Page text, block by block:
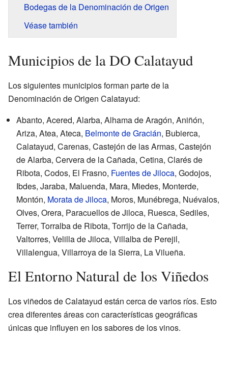
Bodegas de la Denominación de Origen
Véase también
Municipios de la DO Calatayud
Los siguientes municipios forman parte de la
Denominación de Origen Calatayud:
Abanto, Acered, Alarba, Alhama de Aragón, Aniñón,
Ariza, Atea, Ateca, Belmonte de Gracián, Bubierca,
Calatayud, Carenas, Castejón de las Armas, Castejón
de Alarba, Cervera de la Cañada, Cetina, Clarés de
Ribota, Codos, El Frasno, Fuentes de Jiloca, Godojos,
Ibdes, Jaraba, Maluenda, Mara, Miedes, Monterde,
Montón, Morata de Jiloca, Moros, Munébrega, Nuévalos,
Olves, Orera, Paracuellos de Jiloca, Ruesca, Sediles,
Terrer, Torralba de Ribota, Torrijo de la Cañada,
Valtorres, Velilla de Jiloca, Villalba de Perejil,
Villalengua, Villarroya de la Sierra, La Vilueña.
El Entorno Natural de los Viñedos
Los viñedos de Calatayud están cerca de varios ríos. Esto
crea diferentes áreas con características geográficas
únicas que influyen en los sabores de los vinos.